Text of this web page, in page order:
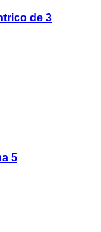
de 3
5